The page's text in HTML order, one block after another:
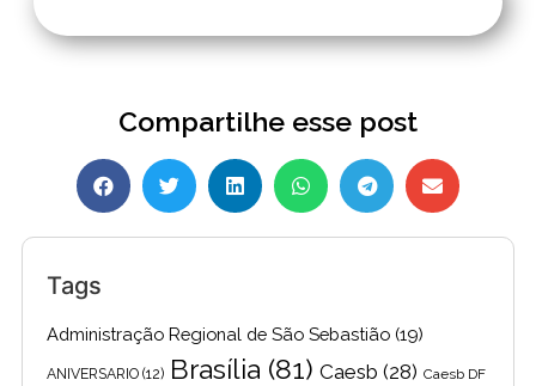
Compartilhe esse post
Tags
Administração Regional de São Sebastião (19)
ANIVERSARIO (12) Brasília (81) Caesb (28) Caesb DF